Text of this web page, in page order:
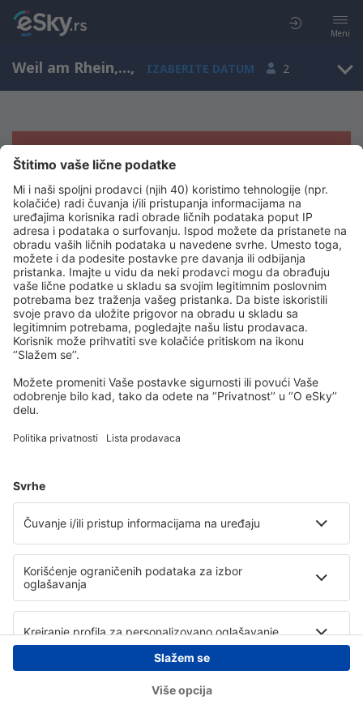
Meni
Weil am Rhein, Baden-Wurttemberg, Nemačka, IZABERITE DATUM 2
Žao nam je, ne možemo da prikažemo
rezultate
Pokušajte još jednom kad izaberete druge kriterijume
Copyright © eSky.rs. Sva prava zadržana.